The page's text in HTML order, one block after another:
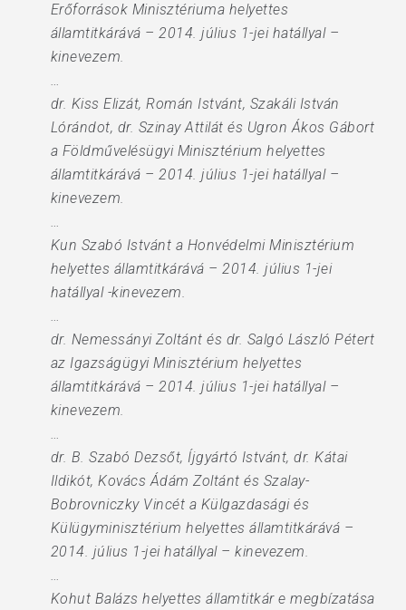
Erőforrások Minisztériuma helyettes
államtitkárává – 2014. július 1-jei hatállyal –
kinevezem.
…
dr. Kiss Elizát, Román Istvánt, Szakáli István
Lórándot, dr. Szinay Attilát és Ugron Ákos Gábort
a Földművelésügyi Minisztérium helyettes
államtitkárává – 2014. július 1-jei hatállyal –
kinevezem.
…
Kun Szabó Istvánt a Honvédelmi Minisztérium
helyettes államtitkárává – 2014. július 1-jei
hatállyal -kinevezem.
…
dr. Nemessányi Zoltánt és dr. Salgó László Pétert
az Igazságügyi Minisztérium helyettes
államtitkárává – 2014. július 1-jei hatállyal –
kinevezem.
…
dr. B. Szabó Dezsőt, Íjgyártó Istvánt, dr. Kátai
Ildikót, Kovács Ádám Zoltánt és Szalay-
Bobrovniczky Vincét a Külgazdasági és
Külügyminisztérium helyettes államtitkárává –
2014. július 1-jei hatállyal – kinevezem.
…
Kohut Balázs helyettes államtitkár e megbízatása